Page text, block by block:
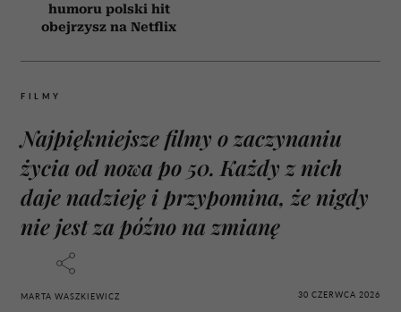
humoru polski hit
obejrzysz na Netflix
FILMY
Najpiękniejsze filmy o zaczynaniu
życia od nowa po 50. Każdy z nich
daje nadzieję i przypomina, że nigdy
nie jest za późno na zmianę
MARTA WASZKIEWICZ 30 CZERWCA 2026